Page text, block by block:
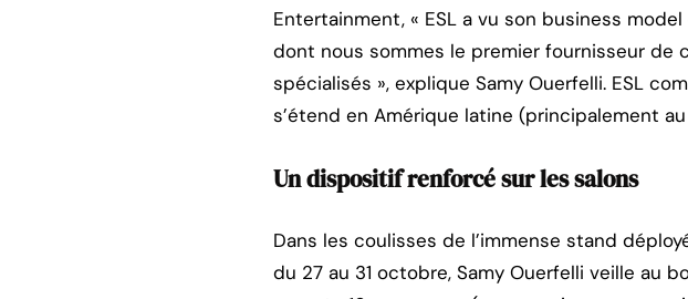
Entertainment, « ESL a vu son business
dont nous sommes le premier fournisseur de
spécialisés », explique Samy Ouerfelli. ESL
s’étend en Amérique latine (principalement
Un dispositif renforcé sur les salons
Dans les coulisses de l’immense stand
du 27 au 31 octobre, Samy Ouerfelli veille au